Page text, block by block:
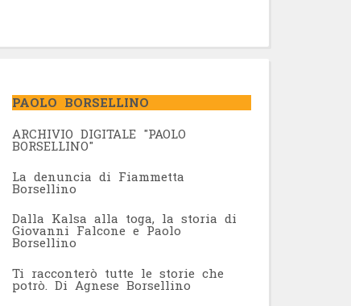
PAOLO BORSELLINO
ARCHIVIO DIGITALE "PAOLO
BORSELLINO"
La denuncia di Fiammetta
Borsellino
Dalla Kalsa alla toga, la storia di
Giovanni Falcone e Paolo
Borsellino
Ti racconterò tutte le storie che
potrò. Di Agnese Borsellino